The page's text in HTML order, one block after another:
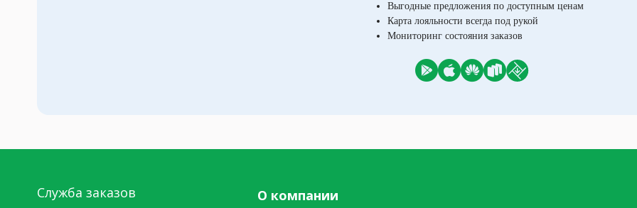
Выгодные предложения по доступным ценам
Карта лояльности всегда под рукой
Мониторинг состояния заказов
Служба заказов О компании